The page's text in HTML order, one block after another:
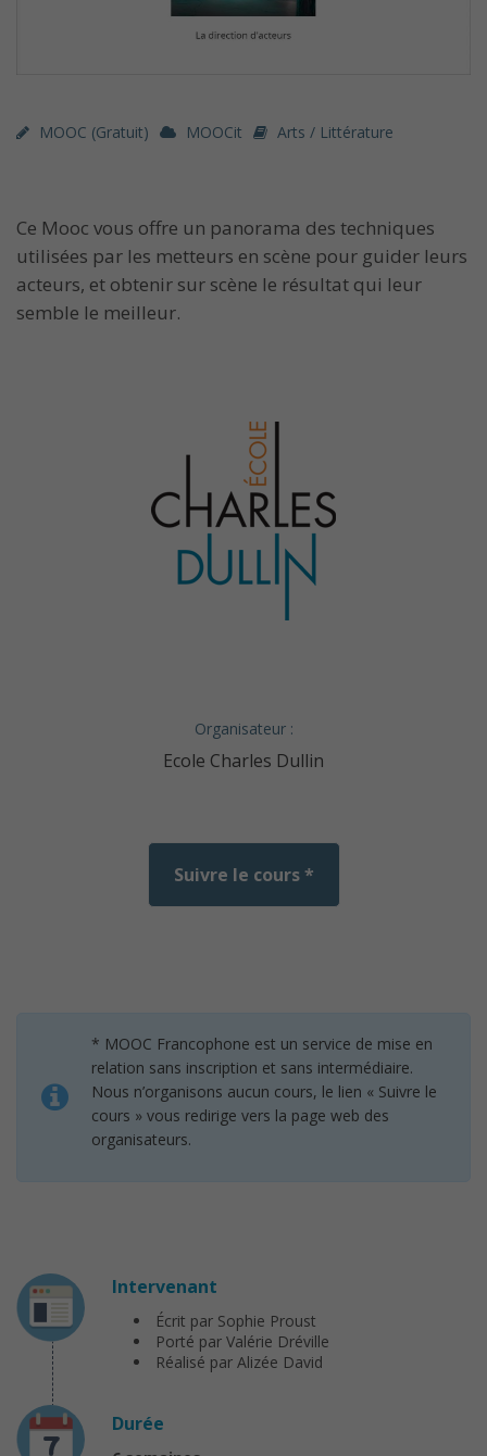
MOOC (gratuit) MOOCit Arts / Littérature
Ce Mooc vous offre un panorama des techniques
utilisées par les metteurs en scène pour guider leurs
acteurs, et obtenir sur scène le résultat qui leur
semble le meilleur.
Organisateur :
Ecole Charles Dullin
Suivre le cours *
* MOOC Francophone est un service de mise en
relation sans inscription et sans intermédiaire.
Nous n’organisons aucun cours, le lien « Suivre le
cours » vous redirige vers la page web des
organisateurs.
Intervenant
Écrit par Sophie Proust
Porté par Valérie Dréville
Réalisé par Alizée David
Durée